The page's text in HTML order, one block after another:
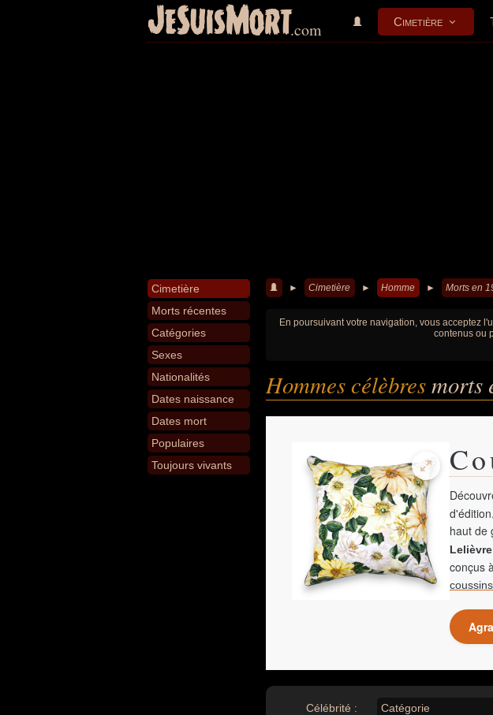
JeSuisMort.com Cimetière
Cimetière
Morts récentes
Catégories
Sexes
Nationalités
Dates naissance
Dates mort
Populaires
Toujours vivants
► Cimetière ► Homme ► Morts en
En poursuivant votre navigation, vous acceptez
contenus ou
Hommes célèbresmorts
haut de
Lelièvre
conçus
Célébrité : Catégorie